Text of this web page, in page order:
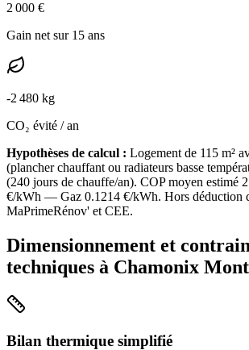
2 000 €
Gain net sur 15 ans
-2 480 kg
CO₂ évité / an
Hypothèses de calcul : Logement de 115 m²
(plancher chauffant ou radiateurs basse
(240 jours de chauffe/an). COP moyen estimé
€/kWh — Gaz 0.1214 €/kWh. Hors déduction
MaPrimeRénov' et CEE.
Dimensionnement et
techniques à Chamonix
Bilan thermique simplifié